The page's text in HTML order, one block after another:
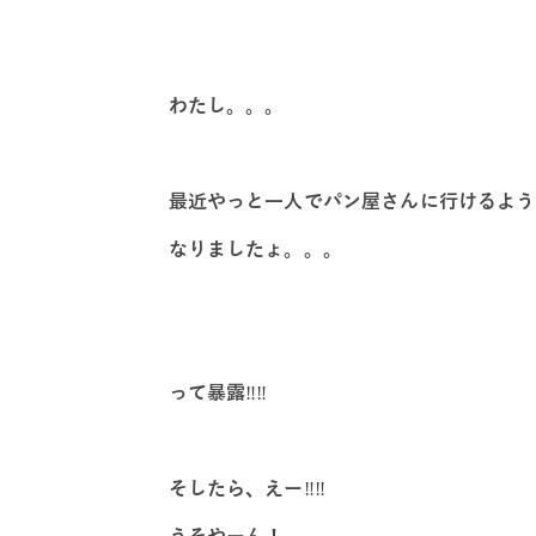
わたし。。。
最近やっと一人でパン屋さんに行けるよ
なりましたょ。。。
って暴露‼️‼️
そしたら、えー‼️‼️